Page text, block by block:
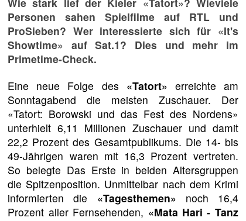
Personen sahen Spielfilme auf RTL und
ProSieben? Wer interessierte sich für «It's
Showtime» auf Sat.1? Dies und mehr im
Primetime-Check.
Eine neue Folge des «Tatort» erreichte am
Sonntagabend die meisten Zuschauer. Der
«Tatort: Borowski und das Fest des Nordens»
unterhielt 6,11 Millionen Zuschauer und damit
22,2 Prozent des Gesamtpublikums. Die 14- bis
49-Jährigen waren mit 16,3 Prozent vertreten.
So belegte Das Erste in beiden Altersgruppen
die Spitzenposition. Unmittelbar nach dem Krimi
informierten die «Tagesthemen» noch 16,4
Prozent aller Fernsehenden, «Mata Hari - Tanz